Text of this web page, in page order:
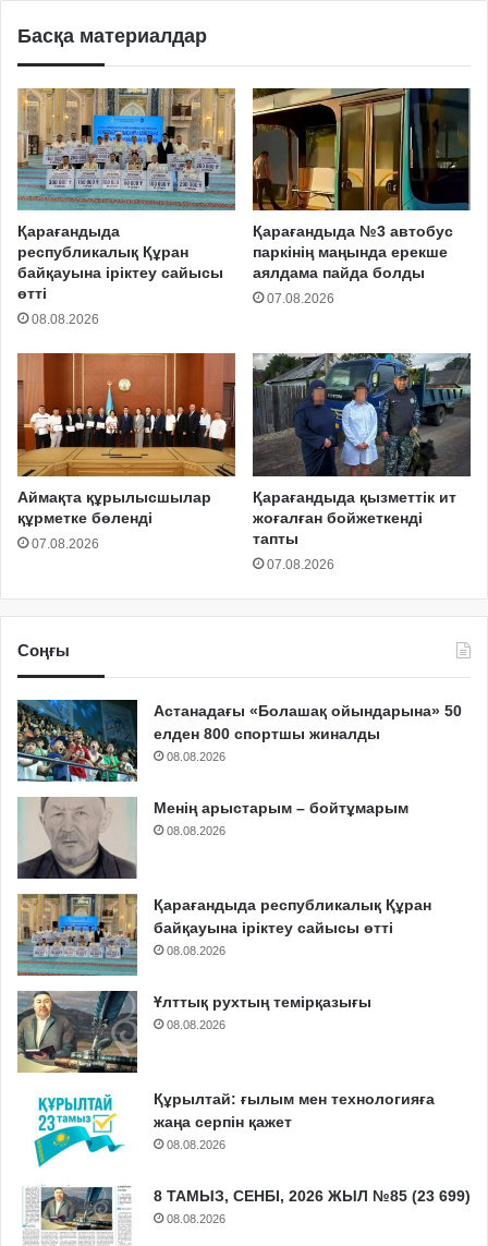
Басқа материалдар
Қарағандыда
республикалық Құран
байқауына іріктеу сайысы
өтті
08.08.2026
Қарағандыда №3 автобус
паркінің маңында ерекше
аялдама пайда болды
07.08.2026
Аймақта құрылысшылар
құрметке бөленді
07.08.2026
Қарағандыда қызметтік ит
жоғалған бойжеткенді
тапты
07.08.2026
Соңғы
Астанадағы «Болашақ ойындарына» 50
елден 800 спортшы жиналды
08.08.2026
Менің арыстарым – бойтұмарым
08.08.2026
Қарағандыда республикалық Құран
байқауына іріктеу сайысы өтті
08.08.2026
Ұлттық рухтың темірқазығы
08.08.2026
Құрылтай: ғылым мен технологияға
жаңа серпін қажет
08.08.2026
8 ТАМЫЗ, СЕНБІ, 2026 ЖЫЛ №85 (23 699)
08.08.2026